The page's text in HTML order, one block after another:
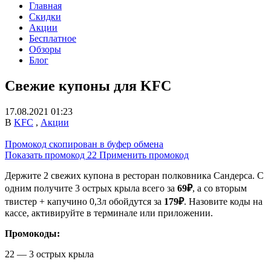
Главная
Скидки
Акции
Бесплатное
Обзоры
Блог
Свежие купоны для KFC
17.08.2021 01:23
В KFC , Акции
Промокод скопирован в буфер обмена
Показать промокод 22 Применить промокод
Держите 2 свежих купона в ресторан полковника Сандерса. С
одним получите 3 острых крыла всего за 69₽, а со вторым
твистер + капучино 0,3л обойдутся за 179₽. Назовите коды на
кассе, активируйте в терминале или приложении.
Промокоды:
22 — 3 острых крыла